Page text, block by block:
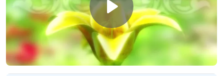
Рак легких
Мария Рожкова, Галина
Задорожная, врач-онколог
#142
Рак
предстательной
железы
Мария Рожкова, Александр
Белоногов, врач-
колопроктолог
#141